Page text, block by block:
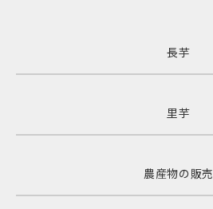
長芋
里芋
農産物の販売